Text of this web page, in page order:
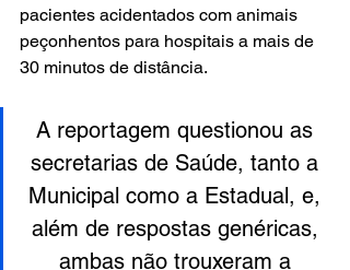
pacientes acidentados com animais
peçonhentos para hospitais a mais de
30 minutos de distância.
A reportagem questionou as
secretarias de Saúde, tanto a
Municipal como a Estadual, e,
além de respostas genéricas,
ambas não trouxeram a